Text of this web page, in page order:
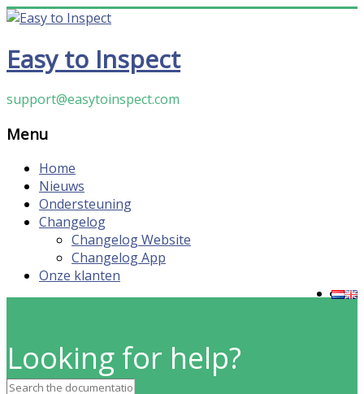
Ga
inhoud
Easy to Inspect
support@easytoinspect.com
Menu
Home
Nieuws
Ondersteuning
Changelog
Changelog Website
Changelog App
Onze klanten
Looking for help?